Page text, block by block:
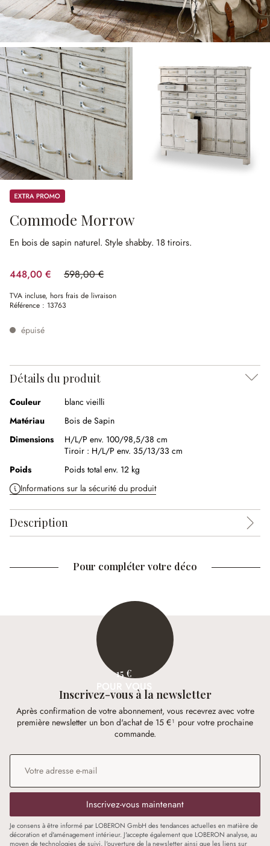
Promos
Commode Morrow
En bois de sapin naturel. Style shabby. 18 tiroirs.
448,00 € 598,00 €
(25.08%spared)
TVA incluse, hors frais de livraison
Référence : 13763
épuisé
Détails du produit
Couleur
blanc vieilli
Matériau
Bois de Sapin
Dimensions
H/L/P env. 100/98,5/38 cm
Tiroir : H/L/P env. 35/13/33 cm
Poids
Poids total env. 12 kg
Informations sur la sécurité du produit
Description
Pour compléter votre déco
15 €
POUR VOUS
Inscrivez-vous à la newsletter
Après confirmation de votre abonnement, vous recevrez avec votre
première newsletter un bon d'achat de 15 €¹ pour votre prochaine
commande.
Adresse e-mail
Inscrivez-vous maintenant
Je consens à être informé par LOBERON GmbH des tendances actuelles en matière de
décoration et d'aménagement intérieur. J'accepte également que LOBERON analyse, au
moyen de technologies de suivi, l'ouverture de la newsletter ainsi que les liens sur